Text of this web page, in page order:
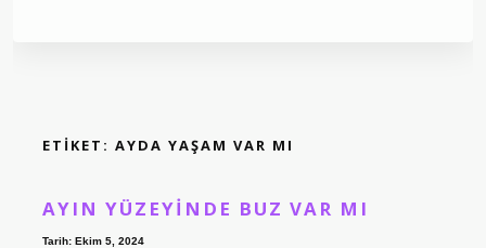
ETIKET: AYDA YAŞAM VAR MI
AYIN YÜZEYINDE BUZ VAR MI
Tarih: Ekim 5, 2024